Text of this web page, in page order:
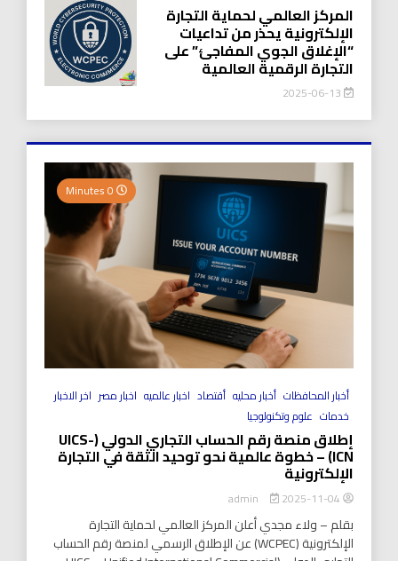
المركز العالمي لحماية التجارة
الإلكترونية يحذر من تداعيات
“الإغلاق الجوي المفاجئ” على
التجارة الرقمية العالمية
2025-06-13
أخبار المحافظات أخبار محليه أقتصاد اخبار عالميه اخبار مصر اخر الاخبار
خدمات علوم وتكنولوجيا
إطلاق منصة رقم الحساب التجاري الدولي (UICS-
ICN) – خطوة عالمية نحو توحيد الثقة في التجارة
الإلكترونية
2025-11-04
بقلم – ولاء مجدي أعلن المركز العالمي لحماية التجارة
الإلكترونية (WCPEC) عن الإطلاق الرسمي لمنصة رقم الحساب